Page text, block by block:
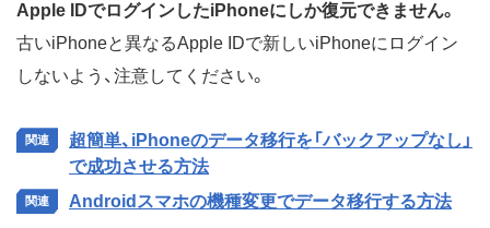
Apple IDでログインしたiPhoneにしか復元できません。
古いiPhoneと異なるApple IDで新しいiPhoneにログイン
しないよう、注意してください。
超簡単、iPhoneのデータ移行を「バックアップなし」
で成功させる方法
Androidスマホの機種変更でデータ移行する方法